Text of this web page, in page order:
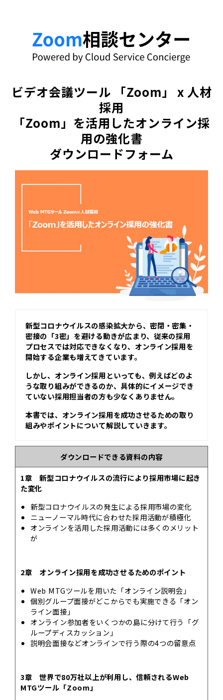
ビデオ会議ツール 「Zoom」 x 人材
採用
「Zoom」を活用したオンライン採
用の強化書
ダウンロードフォーム
新型コロナウイルスの感染拡大から、密閉・密集・
密接の「3密」を避ける動きが広まり、従来の採用
プロセスでは対応できなくなり、オンライン採用を
開始する企業も増えてきています。
しかし、オンライン採用といっても、例えばどのよ
うな取り組みができるのか、具体的にイメージでき
ていない採用担当者の方も少なくありません。
本書では、オンライン採用を成功させるための取り
組みやポイントについて解説していきます。
ダウンロードできる資料の内容
1章 新型コロナウイルスの流行により採用市場に起き
た変化
新型コロナウイルスの発生による採用市場の変化
ニューノーマル時代に合わせた採用活動が積極化
オンラインを活用した採用活動には多くのメリット
が
2章 オンライン採用を成功させるためのポイント
Web MTGツールを用いた「オンライン説明会」
個別グループ面接がどこからでも実施できる「オン
ライン面接」
オンライン参加者をいくつかの島に分けて行う「グ
ループディスカッション」
説明会面接などオンラインで行う際の4つの留意点
3章 世界で80万社以上が利用し、信頼されるWeb
MTGツール「Zoom」